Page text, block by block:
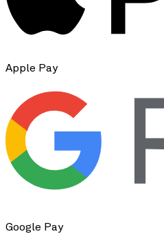
Apple Pay
Google Pay